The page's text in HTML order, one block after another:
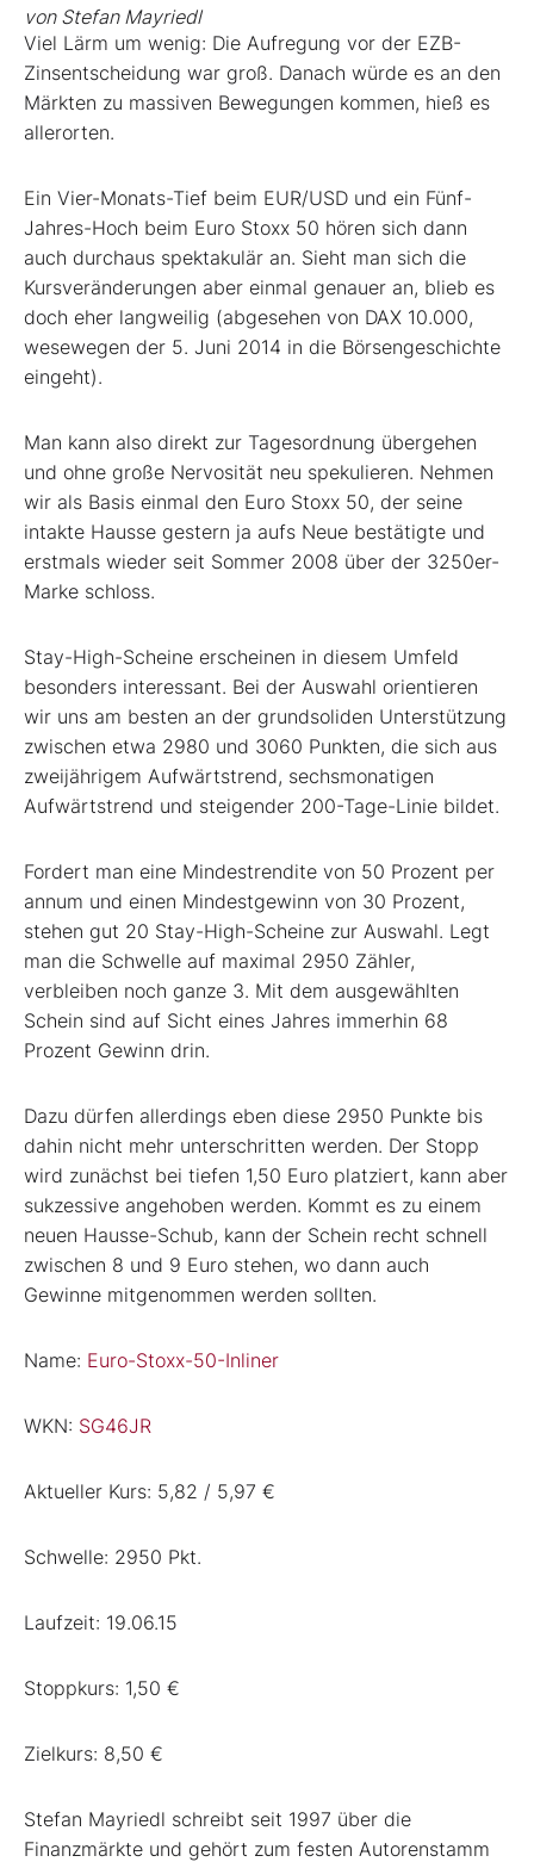
von Stefan Mayriedl
Viel Lärm um wenig: Die Aufregung vor der EZB-
Zinsentscheidung war groß. Danach würde es an den
Märkten zu massiven Bewegungen kommen, hieß es
allerorten.
Ein Vier-Monats-Tief beim EUR/USD und ein Fünf-
Jahres-Hoch beim Euro Stoxx 50 hören sich dann
auch durchaus spektakulär an. Sieht man sich die
Kursveränderungen aber einmal genauer an, blieb es
doch eher langweilig (abgesehen von DAX 10.000,
wesewegen der 5. Juni 2014 in die Börsengeschichte
eingeht).
Man kann also direkt zur Tagesordnung übergehen
und ohne große Nervosität neu spekulieren. Nehmen
wir als Basis einmal den Euro Stoxx 50, der seine
intakte Hausse gestern ja aufs Neue bestätigte und
erstmals wieder seit Sommer 2008 über der 3250er-
Marke schloss.
Stay-High-Scheine erscheinen in diesem Umfeld
besonders interessant. Bei der Auswahl orientieren
wir uns am besten an der grundsoliden Unterstützung
zwischen etwa 2980 und 3060 Punkten, die sich aus
zweijährigem Aufwärtstrend, sechsmonatigen
Aufwärtstrend und steigender 200-Tage-Linie bildet.
Fordert man eine Mindestrendite von 50 Prozent per
annum und einen Mindestgewinn von 30 Prozent,
stehen gut 20 Stay-High-Scheine zur Auswahl. Legt
man die Schwelle auf maximal 2950 Zähler,
verbleiben noch ganze 3. Mit dem ausgewählten
Schein sind auf Sicht eines Jahres immerhin 68
Prozent Gewinn drin.
Dazu dürfen allerdings eben diese 2950 Punkte bis
dahin nicht mehr unterschritten werden. Der Stopp
wird zunächst bei tiefen 1,50 Euro platziert, kann aber
sukzessive angehoben werden. Kommt es zu einem
neuen Hausse-Schub, kann der Schein recht schnell
zwischen 8 und 9 Euro stehen, wo dann auch
Gewinne mitgenommen werden sollten.
Name: Euro-Stoxx-50-Inliner
WKN: SG46JR
Aktueller Kurs: 5,82 / 5,97 €
Schwelle: 2950 Pkt.
Laufzeit: 19.06.15
Stoppkurs: 1,50 €
Zielkurs: 8,50 €
Stefan Mayriedl schreibt seit 1997 über die
Finanzmärkte und gehört zum festen Autorenstamm